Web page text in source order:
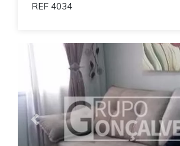
REF 4034
Previous